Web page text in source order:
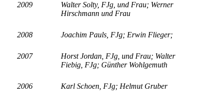
2009 Walter Solty, FJg, und Frau; Werner
Hirschmann und Frau
2008 Joachim Pauls, FJg; Erwin Flieger;
2007 Horst Jordan, FJg, und Frau; Walter
Fiebig, FJg; Günther Wohlgemuth
2006 Karl Schoen, FJg; Helmut Gruber